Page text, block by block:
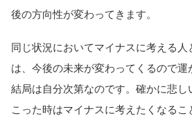
後の方向性が変わってきます。
同じ状況においてマイナスに考える
は、今後の未来が変わってくるので運
結局は自分次第なのです。確かに悲し
こった時はマイナスに考えたくなる